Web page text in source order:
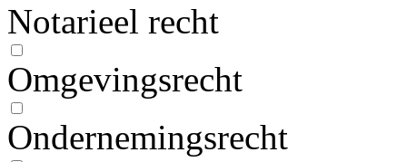
Notarieel recht
Omgevingsrecht
Ondernemingsrecht